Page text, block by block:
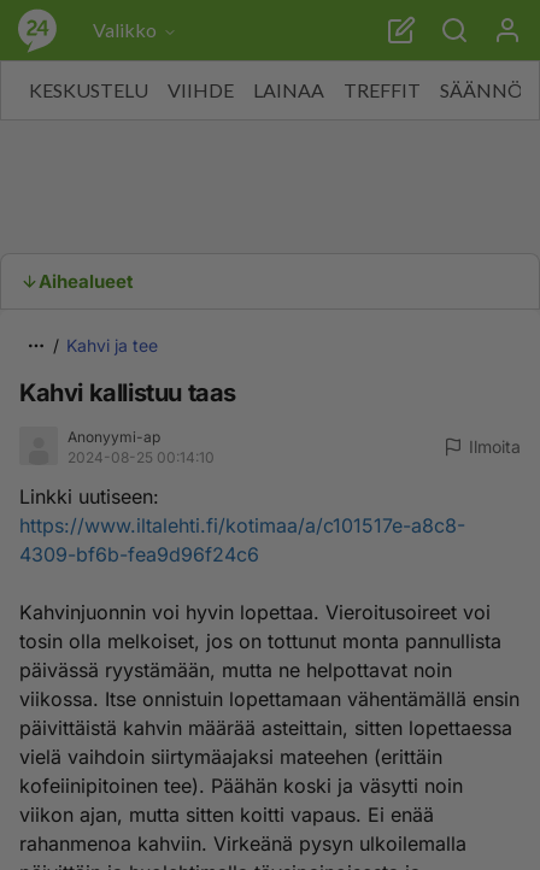
Valikko
KESKUSTELU VIIHDE LAINAA TREFFIT SÄÄNNÖT
Aihealueet
Kahvi ja tee
Kahvi kallistuu taas
Anonyymi-ap
2024-08-25 00:14:10
Ilmoita
Linkki uutiseen:
https://www.iltalehti.fi/kotimaa/a/c101517e-a8c8-
4309-bf6b-fea9d96f24c6
Kahvinjuonnin voi hyvin lopettaa. Vieroitusoireet voi
tosin olla melkoiset, jos on tottunut monta pannullista
päivässä ryystämään, mutta ne helpottavat noin
viikossa. Itse onnistuin lopettamaan vähentämällä ensin
päivittäistä kahvin määrää asteittain, sitten lopettaessa
vielä vaihdoin siirtymäajaksi mateehen (erittäin
kofeiinipitoinen tee). Päähän koski ja väsytti noin
viikon ajan, mutta sitten koitti vapaus. Ei enää
rahanmenoa kahviin. Virkeänä pysyn ulkoilemalla